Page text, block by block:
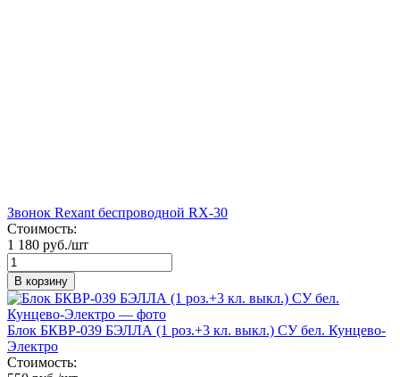
Звонок Rexant беспроводной RX-30
Стоимость:
1 180 руб./шт
В корзину
Блок БКВР-039 БЭЛЛА (1 роз.+3 кл. выкл.) СУ бел. Кунцево-
Электро
Стоимость: